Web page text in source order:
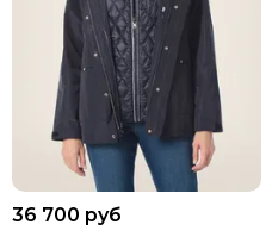
36 700 руб